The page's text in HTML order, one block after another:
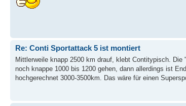
Re: Conti Sportattack 5 ist montiert
Mittlerweile knapp 2500 km drauf, klebt Contitypisch.
noch knappe 1000 bis 1200 gehen, dann allerdings ist
hochgerechnet 3000-3500km. Das wäre für einen